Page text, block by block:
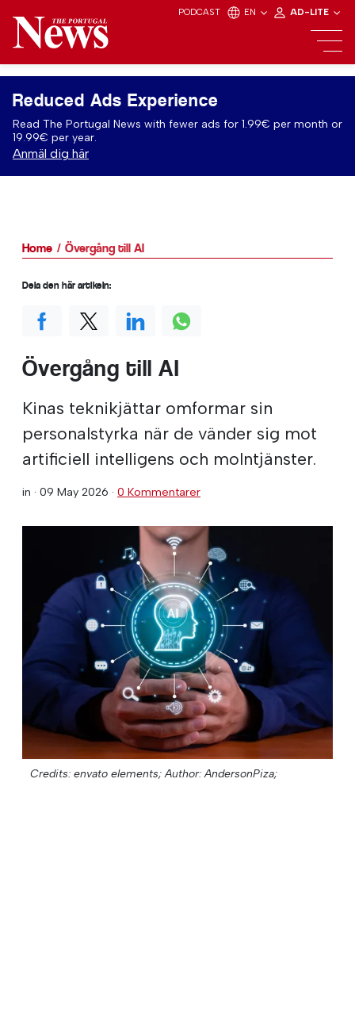
PODCAST EN AD-LITE
Reduced Ads Experience
Read The Portugal News with fewer ads for 1.99€ per month or
19.99€ per year.
Anmäl dig här
Home Övergång till AI
Övergång till AI
Kinas teknikjättar omformar sin
personalstyrka när de vänder sig mot
artificiell intelligens och molntjänster.
in · 09 May 2026 · 0 Kommentarer
Credits: envato elements; Author: AndersonPiza;
Dela den här artikeln: